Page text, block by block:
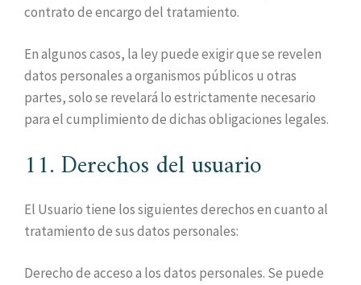
contrato de encargo del tratamiento.
En algunos casos, la ley puede exigir que se revelen
datos personales a organismos públicos u otras
partes, solo se revelará lo estrictamente necesario
para el cumplimiento de dichas obligaciones legales.
11. Derechos del usuario
El Usuario tiene los siguientes derechos en cuanto al
tratamiento de sus datos personales:
Derecho de acceso a los datos personales. Se puede